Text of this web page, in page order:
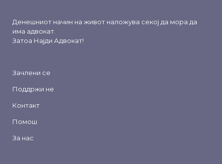
Денешниот начин на живот наложува секој да мора да
има адвокат.
Затоа Најди Адвокат!
Зачлени се
Поддржи не
Контакт
Помош
За нас